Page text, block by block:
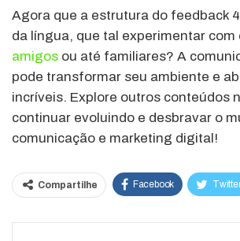
Agora que a estrutura do feedback
da língua, que tal experimentar com
amigos ou até familiares? A
pode transformar seu ambiente e
incríveis. Explore outros conteúdos
continuar evoluindo e desbravar o
comunicação e marketing digital!
Compartilhe Facebook